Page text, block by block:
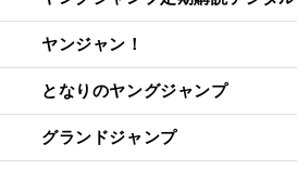
ヤンジャン！
となりのヤングジャンプ
グランドジャンプ